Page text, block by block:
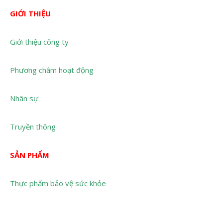
GIỚI THIỆU
Giới thiệu công ty
Phương châm hoạt động
Nhân sự
Truyền thông
SẢN PHẨM
Thực phẩm bảo vệ sức khỏe